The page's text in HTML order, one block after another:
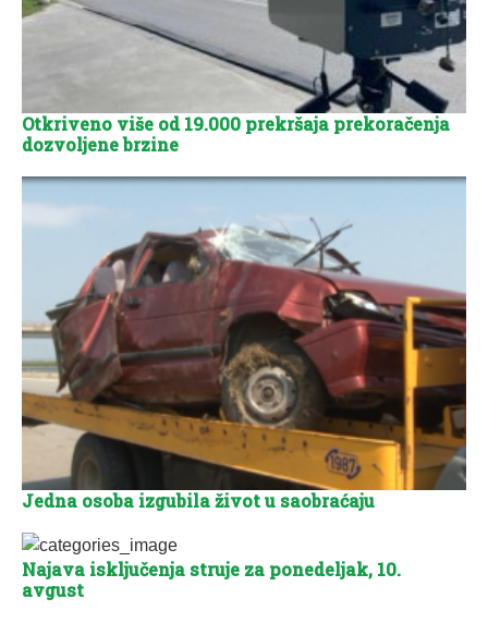
Otkriveno više od 19.000 prekršaja prekoračenja
dozvoljene brzine
Jedna osoba izgubila život u saobraćaju
Najava isključenja struje za ponedeljak, 10.
avgust